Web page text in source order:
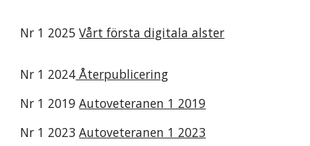
Nr 1 2025Vårt första digitala alster
Nr 1 2024 Återpublicering
Nr 1 2019Autoveteranen 1 2019
Nr 1 2023Autoveteranen 1 2023